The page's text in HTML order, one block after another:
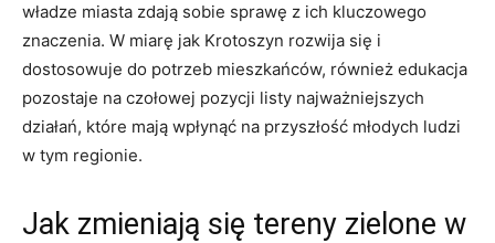
władze miasta zdają sobie sprawę z ich kluczowego
znaczenia. W miarę jak Krotoszyn rozwija się i
dostosowuje do potrzeb mieszkańców, również edukacja
pozostaje na czołowej pozycji listy najważniejszych
działań, które mają wpłynąć na przyszłość młodych ludzi
w tym regionie.
Jak zmieniają się tereny zielone w